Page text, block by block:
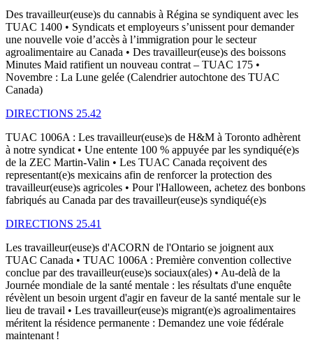
Des travailleur(euse)s du cannabis à Régina se syndiquent avec les
TUAC 1400 • Syndicats et employeurs s’unissent pour demander
une nouvelle voie d’accès à l’immigration pour le secteur
agroalimentaire au Canada • Des travailleur(euse)s des boissons
Minutes Maid ratifient un nouveau contrat – TUAC 175 •
Novembre : La Lune gelée (Calendrier autochtone des TUAC
Canada)
DIRECTIONS 25.42
TUAC 1006A : Les travailleur(euse)s de H&M à Toronto adhèrent
à notre syndicat • Une entente 100 % appuyée par les syndiqué(e)s
de la ZEC Martin-Valin • Les TUAC Canada reçoivent des
representant(e)s mexicains afin de renforcer la protection des
travailleur(euse)s agricoles • Pour l'Halloween, achetez des bonbons
fabriqués au Canada par des travailleur(euse)s syndiqué(e)s
DIRECTIONS 25.41
Les travailleur(euse)s d'ACORN de l'Ontario se joignent aux
TUAC Canada • TUAC 1006A : Première convention collective
conclue par des travailleur(euse)s sociaux(ales) • Au-delà de la
Journée mondiale de la santé mentale : les résultats d'une enquête
révèlent un besoin urgent d'agir en faveur de la santé mentale sur le
lieu de travail • Les travailleur(euse)s migrant(e)s agroalimentaires
méritent la résidence permanente : Demandez une voie fédérale
maintenant !